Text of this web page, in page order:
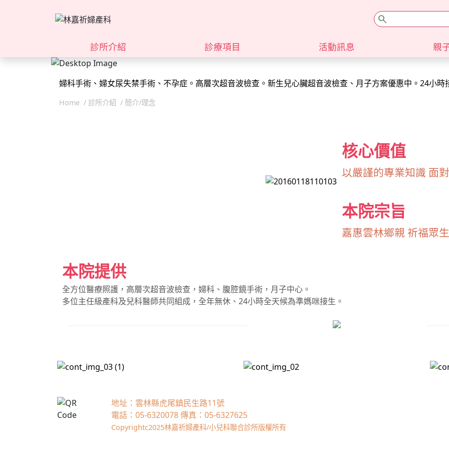
search
診所介紹 診療項目 活動訊息 親
婦科手術、婦女尿失禁手術、不孕症。高層次超音波檢查。新生兒心臟超音波檢查、月子方案優惠中。24小時
婦科手術、婦女尿失禁手術、不孕症。高層次超音波檢查。新生兒心臟超音波檢查、月子方案優惠中。24小時
Home 診所介紹 簡介/理念
核心價值
以嚴謹的專業知識 面
本院宗旨
嘉惠雲林鄉親 祈福眾
本院提供
全方位醫療照護，高層次超音波檢查，婦科、腹腔鏡手術，月子中心。
多位主任級產科及兒科醫師共同組成，全年無休、24小時全天候為準媽咪接生。
地址：雲林縣虎尾鎮民生路11號
電話：05-6320078傳真：05-6327625
Copyrightc2025林嘉祈婦產科/小兒科聯合診所版權所有